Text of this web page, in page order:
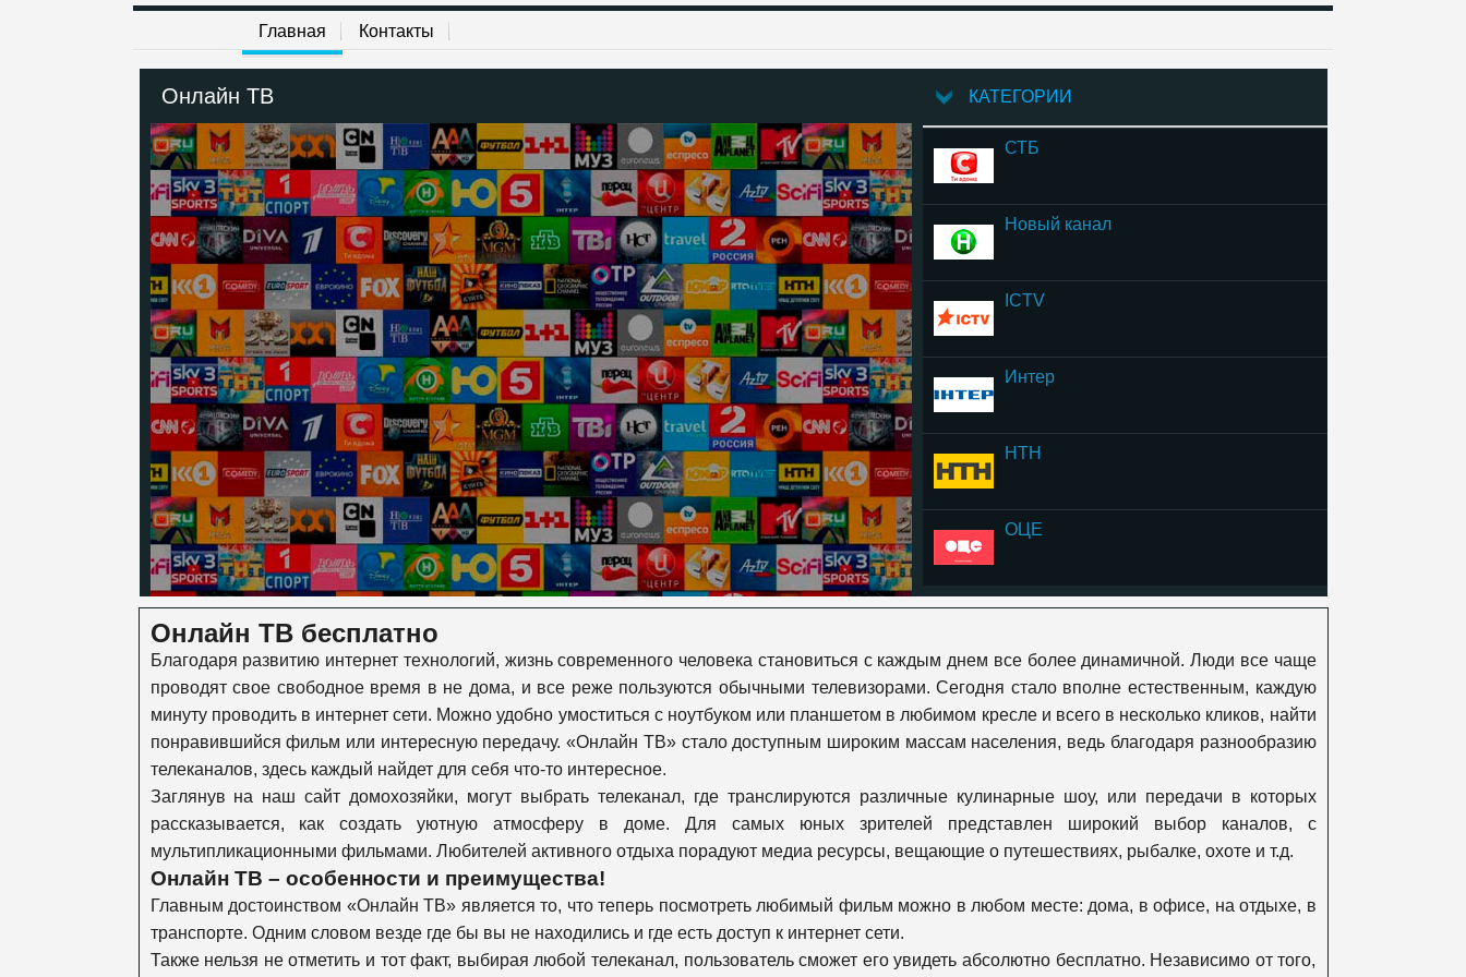
Главная Контакты
Онлайн ТВ КАТЕГОРИИ
СТБ
Новый канал
ICTV
Интер
НТН
ОЦЕ
К1
365 дней
Viasat Nature
Viasat History
Онлайн ТВ бесплатно
Благодаря развитию интернет технологий, жизнь современного человека становиться с каждым днем все более динамичной. Люди все чаще
проводят свое свободное время в не дома, и все реже пользуются обычными телевизорами. Сегодня стало вполне естественным, каждую
минуту проводить в интернет сети. Можно удобно умоститься с ноутбуком или планшетом в любимом кресле и всего в несколько кликов, найти
понравившийся фильм или интересную передачу. «Онлайн ТВ» стало доступным широким массам населения, ведь благодаря разнообразию
телеканалов, здесь каждый найдет для себя что-то интересное.
Заглянув на наш сайт домохозяйки, могут выбрать телеканал, где транслируются различные кулинарные шоу, или передачи в которых
рассказывается, как создать уютную атмосферу в доме. Для самых юных зрителей представлен широкий выбор каналов, с
мультипликационными фильмами. Любителей активного отдыха порадуют медиа ресурсы, вещающие о путешествиях, рыбалке, охоте и т.д.
Онлайн ТВ – особенности и преимущества!
Главным достоинством «Онлайн ТВ» является то, что теперь посмотреть любимый фильм можно в любом месте: дома, в офисе, на отдыхе, в
транспорте. Одним словом везде где бы вы не находились и где есть доступ к интернет сети.
Также нельзя не отметить и тот факт, выбирая любой телеканал, пользователь сможет его увидеть абсолютно бесплатно. Независимо от того,